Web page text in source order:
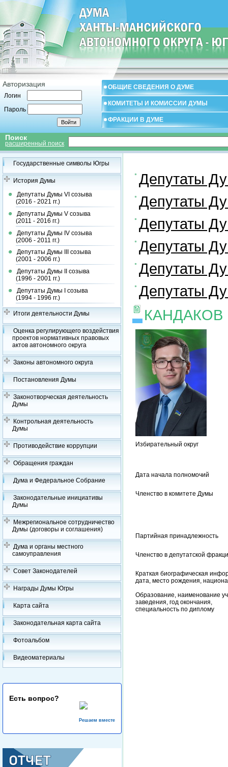
Авторизация
Логин
Пароль
ОБЩИЕ СВЕДЕНИЯ О ДУМЕ
КОМИТЕТЫ И КОМИССИИ ДУМЫ
ФРАКЦИИ В ДУМЕ
Поиск
расширенный поиск
Государственные символы Югры
История Думы
Депутаты Думы VI созыва
(2016 - 2021 гг.)
Депутаты Думы V созыва
(2011 - 2016 гг.)
Депутаты Думы IV созыва
(2006 - 2011 гг.)
Депутаты Думы III созыва
(2001 - 2006 гг.)
Депутаты Думы II созыва
(1996 - 2001 гг.)
Депутаты Думы I созыва
(1994 - 1996 гг.)
Итоги деятельности Думы
Оценка регулирующего воздействия
проектов нормативных правовых
актов автономного округа
Законы автономного округа
Постановления Думы
Законотворческая деятельность
Думы
Контрольная деятельность
Думы
Противодействие коррупции
Обращения граждан
Дума и Федеральное Собрание
Законодательные инициативы
Думы
Межрегиональное сотрудничество
Думы (договоры и соглашения)
Дума и органы местного
самоуправления
Совет Законодателей
Награды Думы Югры
Карта сайта
Законодательная карта сайта
Фотоальбом
Видеоматериалы
Есть вопрос?
Решаем вместе
Депутаты
Депутаты
Депутаты
Депутаты
Депутаты
Депутаты
КАНДАКОВ
Избирательный округ
Дата начала полномочий
Членство в комитете Думы
Партийная принадлежность
Членство в депутатской
Краткая биографическая
дата, место рождения,
Образование, наименование
заведения, год окончания,
специальность по диплому